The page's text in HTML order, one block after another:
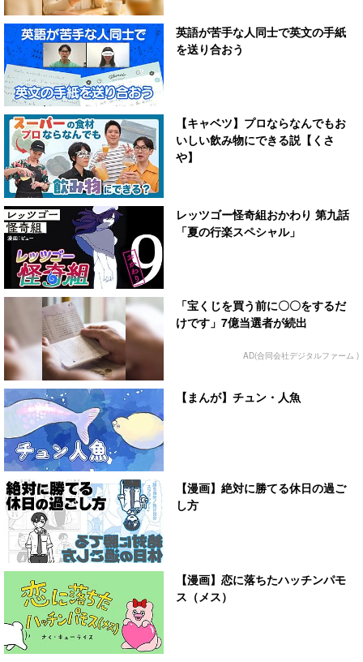
英語が苦手な人同士で英文の手紙
を送り合おう
【キャベツ】プロならなんでもお
いしい飲み物にできる説【くさ
や】
レッツゴー怪奇組おかわり 第九話
「夏の行楽スペシャル」
「宝くじを買う前に〇〇をするだ
けです」7億当選者が続出
AD(合同会社デジタルファーム )
【まんが】チュン・人魚
【漫画】絶対に勝てる休日の過ご
し方
【漫画】恋に落ちたハッチンパモ
ス（メス）